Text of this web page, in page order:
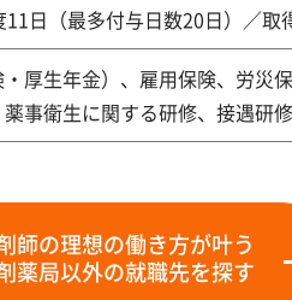
日（最多付与日数20日）／取
厚生年金）、雇用保険、労災
事衛生に関する研修、接遇研修
師の理想の働き方が叶う
薬局以外の就職先を探す